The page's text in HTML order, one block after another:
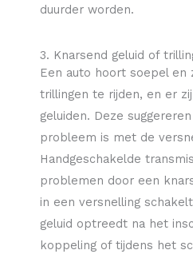
duurder worden.
3. Knarsend geluid of
Een auto hoort soepel
trillingen te rijden, en er
geluiden. Deze
probleem is met de
Handgeschakelde
problemen door een
in een versnelling
geluid optreedt na het
koppeling of tijdens het